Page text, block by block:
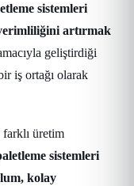
sistemleri
artırmak
geliştirdiği
iş ortağı olarak
üretim
sistemleri
kolay